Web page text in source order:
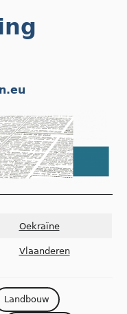
Oekraïne
Vlaanderen
Landbouw